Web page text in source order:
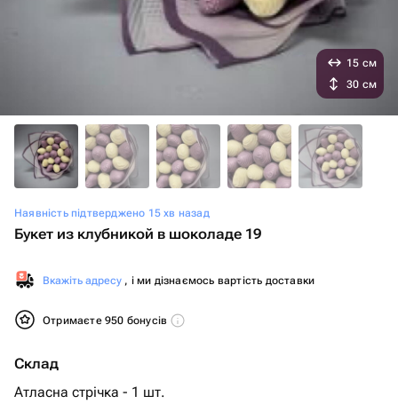
Наявність підтверджено 15 хв назад
Букет из клубникой в шоколаде 19
Вкажіть адресу , і ми дізнаємось вартість доставки
Отримаєте 950 бонусів
Склад
Атласна стрічка - 1 шт.
15 см
30 см